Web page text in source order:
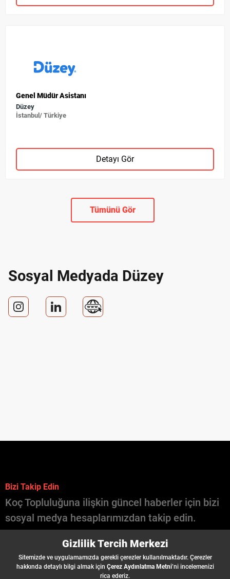
Genel Müdür Asistanı
Düzey
İstanbul/ Türkiye
Detayı Gör
Tümünü Gör
Sosyal Medyada Düzey
Bizi Takip Edin
Koç Topluluğuna ilişkin güncel haberler için bizi
sosyal medya hesaplarımızdan takip edin.
İş İlanları
Gizlilik Tercih Merkezi
Sitemizde ve uygulamamızda gerekli çerezler kullanılmaktadır. Çerezler
hakkında detaylı bilgi almak için Çerez Aydınlatma Metni’ni incelemenizi
rica ederiz.